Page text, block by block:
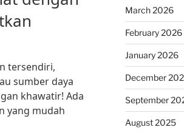
tersendiri,
sumber daya
khawatir! Ada
yang mudah
March 2026
February 2026
January 2026
December
September
August 2025